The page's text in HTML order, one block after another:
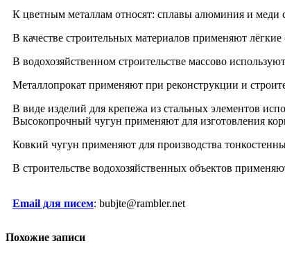
К цветным металлам относят: сплавы алюминия и меди
В качестве строительных материалов применяют
В водохозяйственном строительстве массово
Металлопрокат применяют при реконструкции и
В виде изделий для крепежа из стальных элементов
Высокопрочный чугун применяют для изготовления
Ковкий чугун применяют для производства
В строительстве водохозяйственных объектов
Email для писем: bubjte@rambler.net
Похожие записи